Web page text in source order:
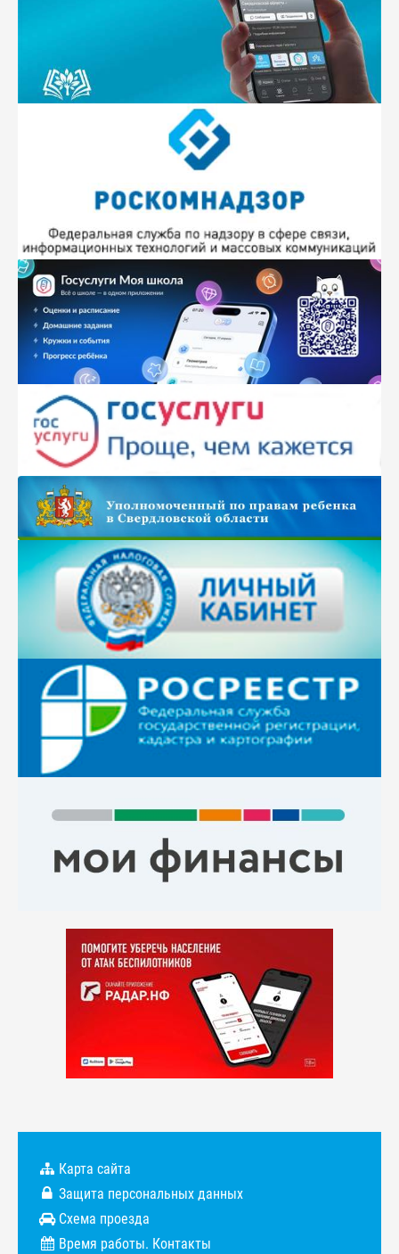
Карта сайта
Защита персональных данных
Схема проезда
Время работы. Контакты